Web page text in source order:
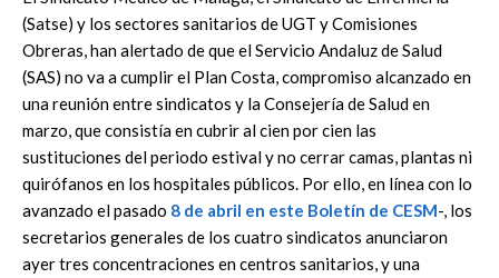
(Satse) y los sectores sanitarios de UGT y Comisiones
Obreras, han alertado de que el Servicio Andaluz de Salud
(SAS) no va a cumplir el Plan Costa, compromiso alcanzado en
una reunión entre sindicatos y la Consejería de Salud en
marzo, que consistía en cubrir al cien por cien las
sustituciones del periodo estival y no cerrar camas, plantas ni
quirófanos en los hospitales públicos. Por ello, en línea con lo
avanzado el pasado 8 de abril en este Boletín de CESM-, los
secretarios generales de los cuatro sindicatos anunciaron
ayer tres concentraciones en centros sanitarios, y una